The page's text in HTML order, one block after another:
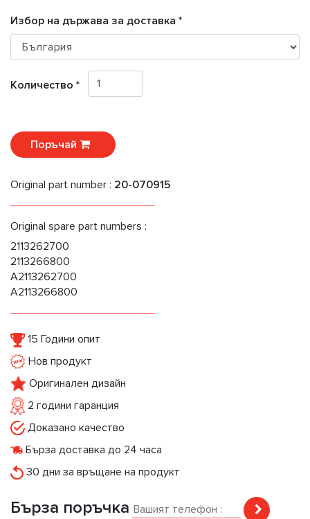
Избор на държава за доставка *
Количество *
Поръчай
Original part number : 20-070915
Original spare part numbers :
2113262700
2113266800
A2113262700
A2113266800
15 Години опит
Нов продукт
Оригинален дизайн
2 години гаранция
Доказано качество
Бърза доставка до 24 часа
30 дни за връщане на продукт
Бърза поръчка